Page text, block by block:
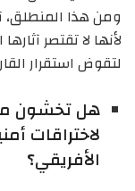
ومن هذا
لأنها لا تقتصر
لتقوض استقرار
هل تخشون
لاختراقات
الأفريقي؟